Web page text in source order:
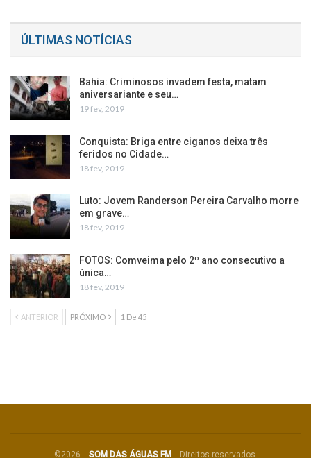
ÚLTIMAS NOTÍCIAS
Bahia: Criminosos invadem festa, matam
aniversariante e seu…
19 fev, 2019
Conquista: Briga entre ciganos deixa três
feridos no Cidade…
18 fev, 2019
Luto: Jovem Randerson Pereira Carvalho morre
em grave…
18 fev, 2019
FOTOS: Comveima pelo 2º ano consecutivo a
única…
18 fev, 2019
ANTERIOR PRÓXIMO 1 De 45
©2026 .. SOM DAS ÁGUAS FM.. Direitos reservados.